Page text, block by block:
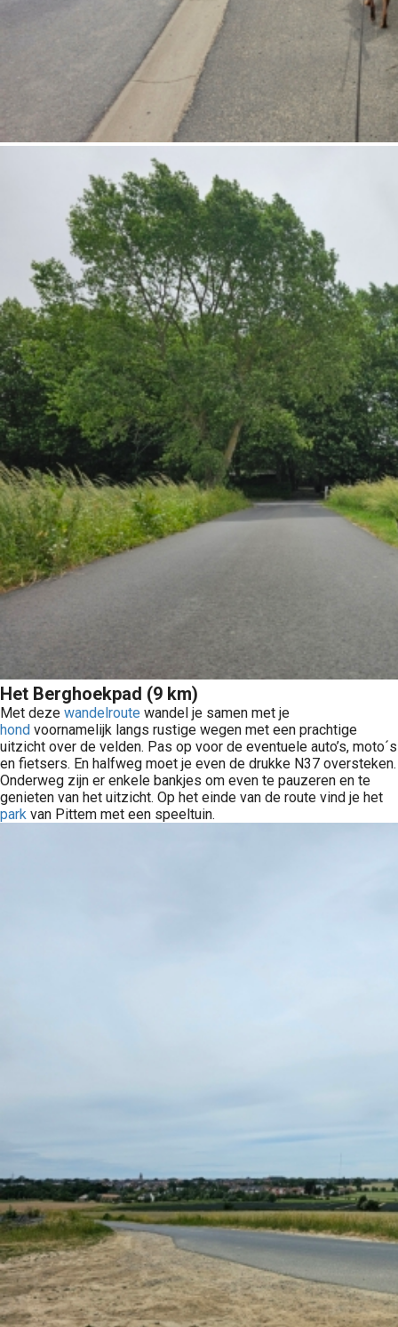
Het Berghoekpad (9 km)
Met deze wandelroute wandel je samen met je
hond voornamelijk langs rustige wegen met een prachtige
uitzicht over de velden. Pas op voor de eventuele auto’s, moto´s
en fietsers. En halfweg moet je even de drukke N37 oversteken.
Onderweg zijn er enkele bankjes om even te pauzeren en te
genieten van het uitzicht. Op het einde van de route vind je het
park van Pittem met een speeltuin.